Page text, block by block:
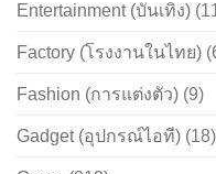
Entertainment (บันเทิง)
Factory (โรงงานในไทย)
Fashion (การแต่งตัว) (9)
Gadget (อุปกรณ์ไอที) (18)